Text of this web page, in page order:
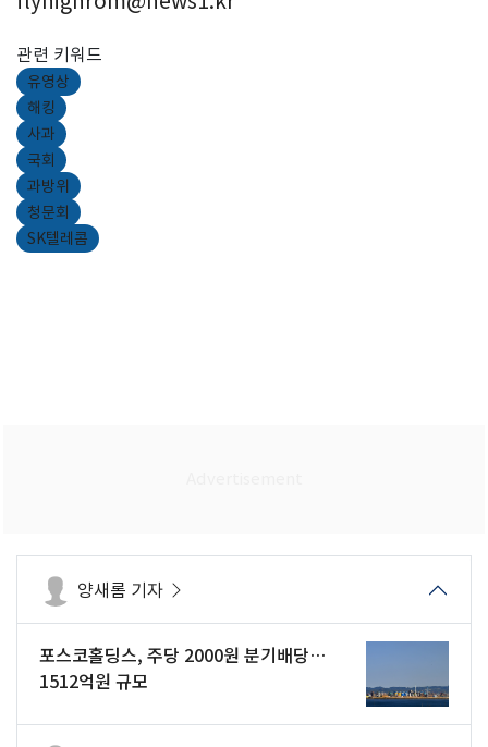
관련 키워드
유영상
해킹
사과
국회
과방위
청문회
SK텔레콤
양새롬 기자
포스코홀딩스, 주당 2000원 분기배당…
1512억원 규모